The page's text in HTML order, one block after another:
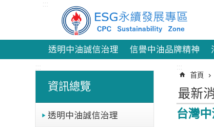
跳到主要內容區塊
透明中油誠信治理 信譽中油品牌精神
資訊總覽
透明中油誠信治理
首頁
最新
台灣